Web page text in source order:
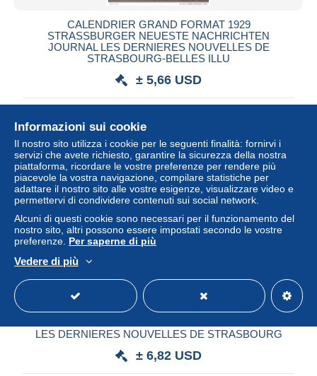
CALENDRIER GRAND FORMAT 1929
STRASSBURGER NEUESTE NACHRICHTEN
JOURNAL LES DERNIERES NOUVELLES DE
STRASBOURG-BELLES ILLU
± 5,66 USD
1934 STRASBOURG STRASSBURGER NEUESTE
LES DERNIERES NOUVELLES DE STRASBOURG
± 6,82 USD
Informazioni sui cookie
Il nostro sito utilizza i cookie per le seguenti finalità: fornirvi i
servizi che avete richiesto, garantire la sicurezza della nostra
piattaforma, ricordare le vostre preferenze per rendere più
piacevole la vostra navigazione, compilare statistiche per
adattare il nostro sito alle vostre esigenze, visualizzare video e
permettervi di condividere contenuti sui social network.
Alcuni di questi cookie sono necessari per il funzionamento del
nostro sito, altri possono essere impostati secondo le vostre
preferenze. Per saperne di più
Vedere di più